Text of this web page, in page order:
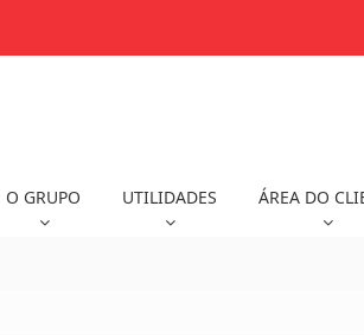
O GRUPO UTILIDADES ÁREA DO